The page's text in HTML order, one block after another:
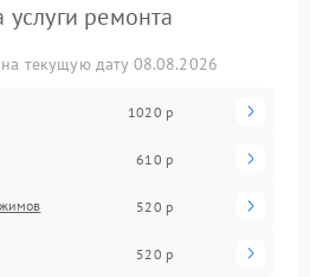
ремонта
текущую дату 08.08.2026
1020 р
610 р
520 р
520 р